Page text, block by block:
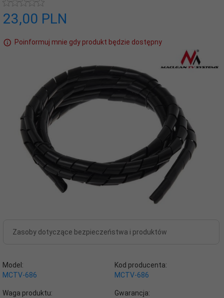
23,00 PLN
Poinformuj mnie gdy produkt będzie dostępny
Zasoby dotyczące bezpieczeństwa i produktów
Model:
MCTV-686
Kod producenta:
MCTV-686
Waga produktu:
Gwarancja: